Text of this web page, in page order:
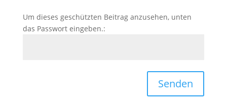
Um dieses geschützten Beitrag anzusehen, unten
das Passwort eingeben.:
Senden